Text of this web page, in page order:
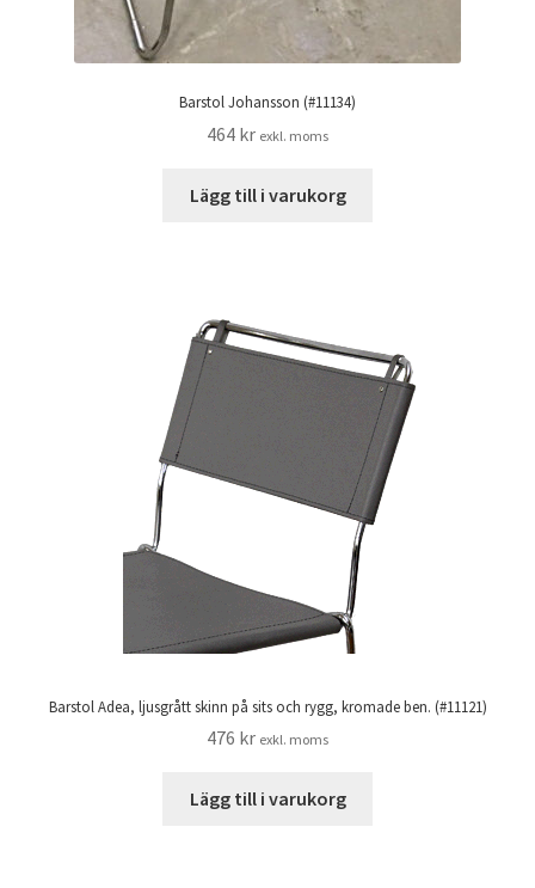
Barstol Johansson (#11134)
464 kr exkl. moms
Lägg till i varukorg
Barstol Adea, ljusgrått skinn på sits och rygg, kromade ben. (#11121)
476 kr exkl. moms
Lägg till i varukorg